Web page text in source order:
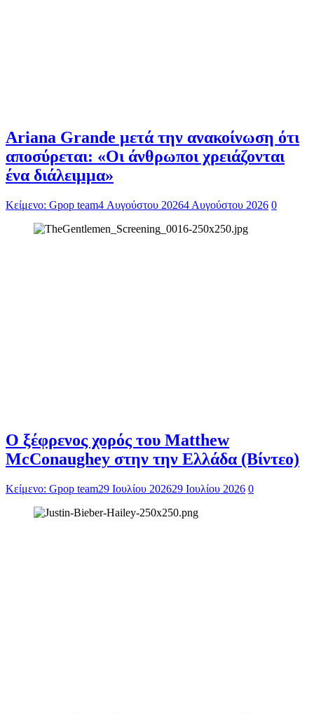
Ariana Grande μετά την ανακοίνωση ότι
αποσύρεται: «Οι άνθρωποι χρειάζονται
ένα διάλειμμα»
Κείμενο: Gpop team4 Αυγούστου 20264 Αυγούστου 2026 0
Ο ξέφρενος χορός του Matthew
McConaughey στην την Ελλάδα (Βίντεο)
Κείμενο: Gpop team29 Ιουλίου 202629 Ιουλίου 2026 0